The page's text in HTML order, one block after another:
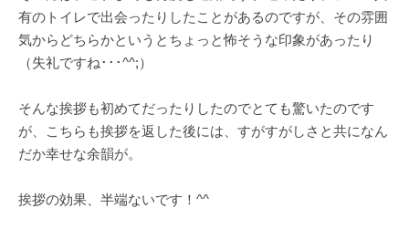
有のトイレで出会ったりしたことがあるのですが、その雰囲
気からどちらかというとちょっと怖そうな印象があったり
（失礼ですね･･･^^;）
そんな挨拶も初めてだったりしたのでとても驚いたのです
が、こちらも挨拶を返した後には、すがすがしさと共になん
だか幸せな余韻が。
挨拶の効果、半端ないです！^^